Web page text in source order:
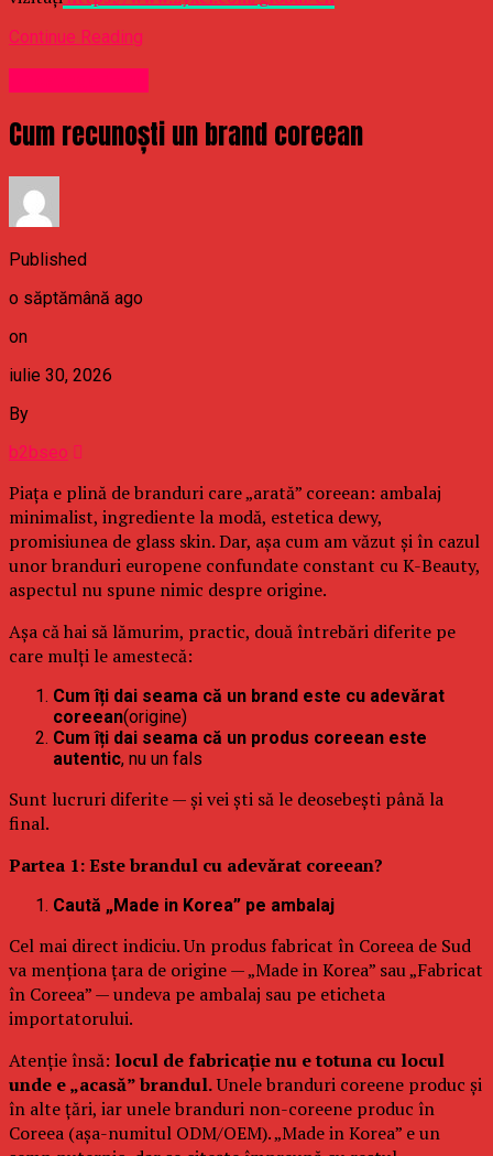
Continue Reading
Cum recunoști un brand coreean
Published
o săptămână ago
on
iulie 30, 2026
By
b2bseo
Piața e plină de branduri care „arată” coreean: ambalaj
minimalist, ingrediente la modă, estetica dewy,
promisiunea de glass skin. Dar, așa cum am văzut și în cazul
unor branduri europene confundate constant cu K-Beauty,
aspectul nu spune nimic despre origine.
Așa că hai să lămurim, practic, două întrebări diferite pe
care mulți le amestecă:
Cum îți dai seama că un brand este cu adevărat
coreean(origine)
Cum îți dai seama că un produs coreean este
autentic, nu un fals
Sunt lucruri diferite — și vei ști să le deosebești până la
final.
Partea 1: Este brandul cu adevărat coreean?
Caută „Made in Korea” pe ambalaj
Cel mai direct indiciu. Un produs fabricat în Coreea de Sud
va menționa țara de origine — „Made in Korea” sau „Fabricat
în Coreea” — undeva pe ambalaj sau pe eticheta
importatorului.
Atenție însă: locul de fabricație nu e totuna cu locul
unde e „acasă” brandul.Unele branduri coreene produc și
în alte țări, iar unele branduri non-coreene produc în
Coreea (așa-numitul ODM/OEM). „Made in Korea” e un